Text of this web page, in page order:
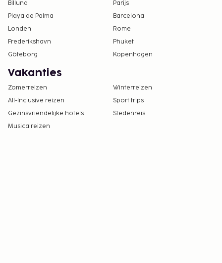
Billund
Parijs
Playa de Palma
Barcelona
Londen
Rome
Frederikshavn
Phuket
Göteborg
Kopenhagen
Vakanties
Zomerreizen
Winterreizen
All-Inclusive reizen
Sport trips
Gezinsvriendelijke hotels
Stedenreis
Musicalreizen